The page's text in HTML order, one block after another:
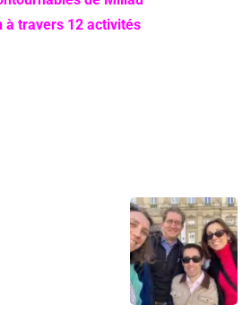
à travers 12 activités